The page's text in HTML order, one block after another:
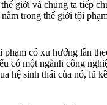
giới và chúng ta tiếp
trong thế giới tội
phạm có xu hướng lần
có một ngành công
hệ sinh thái của nó, lũ